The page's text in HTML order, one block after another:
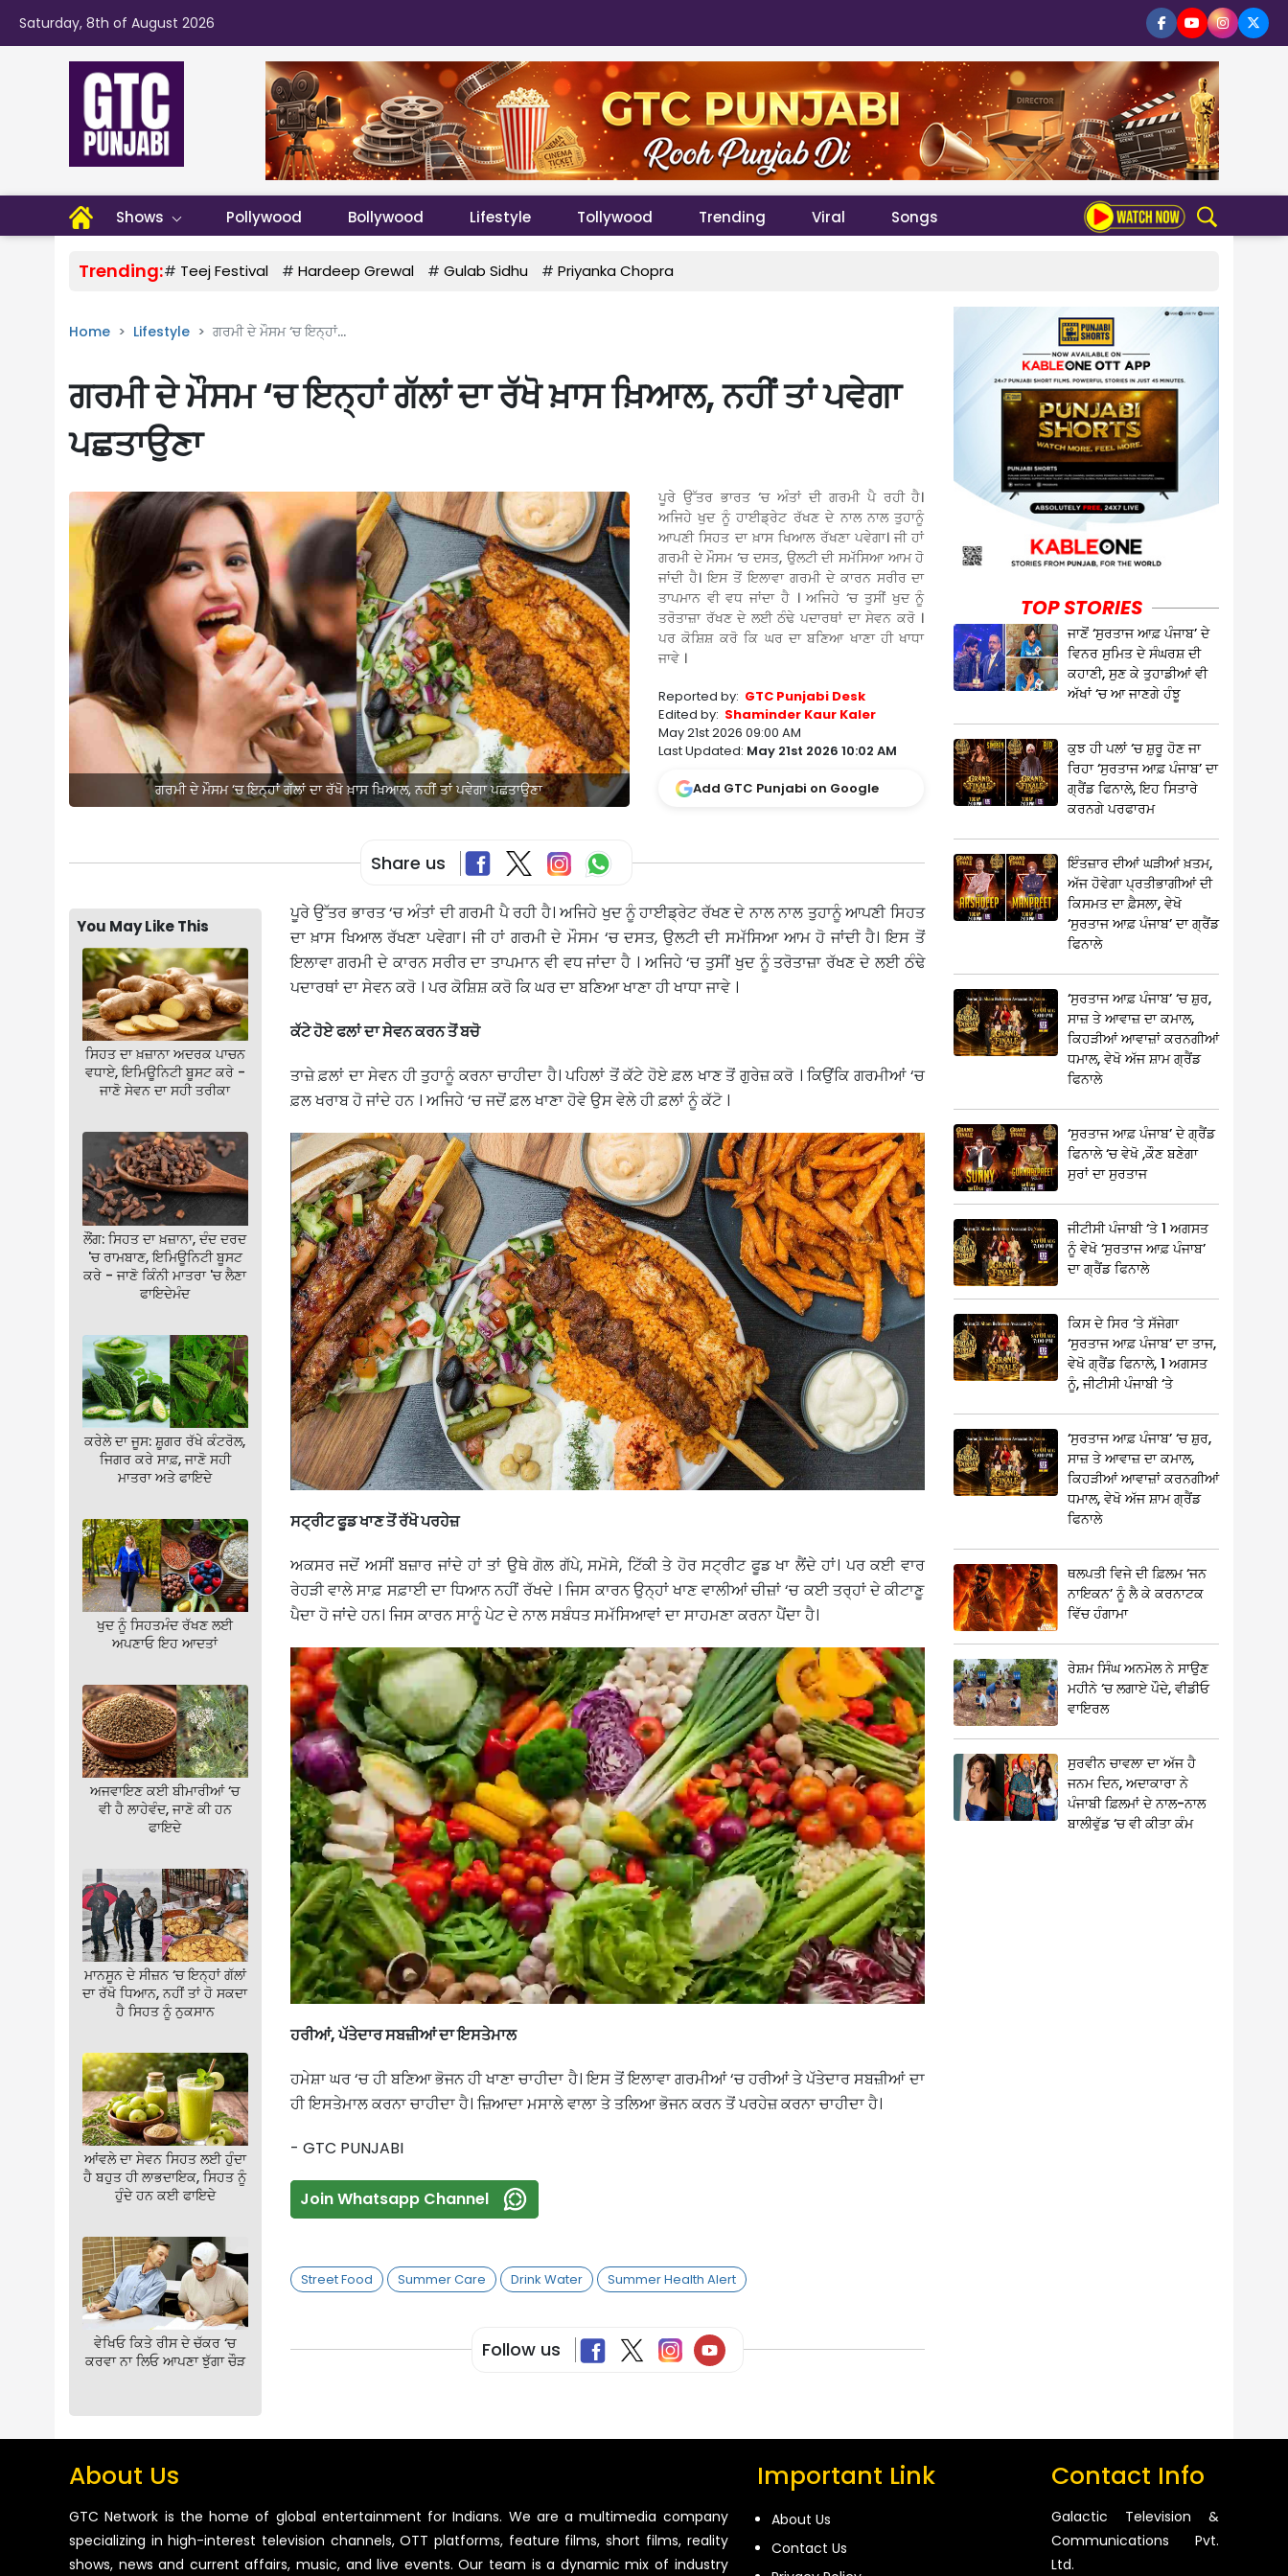
Saturday, 8th of August 2026
Shows Pollywood Bollywood Lifestyle Tollywood Trending Viral Songs
Trending:# Teej Festival # Hardeep Grewal # Gulab Sidhu # Priyanka Chopra
Home Lifestyle ਗਰਮੀ ਦੇ ਮੌਸਮ ‘ਚ ਇਨ੍ਹਾਂ...
ਗਰਮੀ ਦੇ ਮੌਸਮ ‘ਚ ਇਨ੍ਹਾਂ ਗੱਲਾਂ ਦਾ ਰੱਖੋ ਖ਼ਾਸ ਖ਼ਿਆਲ, ਨਹੀਂ ਤਾਂ ਪਵੇਗਾ
ਪਛਤਾਉਣਾ
ਗਰਮੀ ਦੇ ਮੌਸਮ ‘ਚ ਇਨ੍ਹਾਂ ਗੱਲਾਂ ਦਾ ਰੱਖੋ ਖ਼ਾਸ ਖ਼ਿਆਲ, ਨਹੀਂ ਤਾਂ ਪਵੇਗਾ ਪਛਤਾਉਣਾ
ਪੂਰੇ ਉੱਤਰ ਭਾਰਤ ‘ਚ ਅੰਤਾਂ ਦੀ ਗਰਮੀ ਪੈ ਰਹੀ ਹੈ।
ਅਜਿਹੇ ਖੁਦ ਨੂੰ ਹਾਈਡ੍ਰੇਟ ਰੱਖਣ ਦੇ ਨਾਲ ਨਾਲ ਤੁਹਾਨੂੰ
ਆਪਣੀ ਸਿਹਤ ਦਾ ਖ਼ਾਸ ਖਿਆਲ ਰੱਖਣਾ ਪਵੇਗਾ। ਜੀ ਹਾਂ
ਗਰਮੀ ਦੇ ਮੌਸਮ ‘ਚ ਦਸਤ, ਉਲਟੀ ਦੀ ਸਮੱਸਿਆ ਆਮ ਹੋ
ਜਾਂਦੀ ਹੈ। ਇਸ ਤੋਂ ਇਲਾਵਾ ਗਰਮੀ ਦੇ ਕਾਰਨ ਸਰੀਰ ਦਾ
ਤਾਪਮਾਨ ਵੀ ਵਧ ਜਾਂਦਾ ਹੈ । ਅਜਿਹੇ ‘ਚ ਤੁਸੀਂ ਖੁਦ ਨੂੰ
ਤਰੋਤਾਜ਼ਾ ਰੱਖਣ ਦੇ ਲਈ ਠੰਢੇ ਪਦਾਰਥਾਂ ਦਾ ਸੇਵਨ ਕਰੋ ।
ਪਰ ਕੋਸ਼ਿਸ਼ ਕਰੋ ਕਿ ਘਰ ਦਾ ਬਣਿਆ ਖਾਣਾ ਹੀ ਖਾਧਾ
ਜਾਵੇ ।
Reported by: GTC Punjabi Desk
Edited by: Shaminder Kaur Kaler
May 21st 2026 09:00 AM
Last Updated: May 21st 2026 10:02 AM
Add GTC Punjabi on Google
Share us
You May Like This
ਸਿਹਤ ਦਾ ਖ਼ਜ਼ਾਨਾ ਅਦਰਕ ਪਾਚਨ
ਵਧਾਏ, ਇਮਿਊਨਿਟੀ ਬੂਸਟ ਕਰੇ -
ਜਾਣੋ ਸੇਵਨ ਦਾ ਸਹੀ ਤਰੀਕਾ
ਲੌਂਗ: ਸਿਹਤ ਦਾ ਖ਼ਜ਼ਾਨਾ, ਦੰਦ ਦਰਦ
'ਚ ਰਾਮਬਾਣ, ਇਮਿਊਨਿਟੀ ਬੂਸਟ
ਕਰੇ - ਜਾਣੋ ਕਿੰਨੀ ਮਾਤਰਾ 'ਚ ਲੈਣਾ
ਫਾਇਦੇਮੰਦ
ਕਰੇਲੇ ਦਾ ਜੂਸ: ਸ਼ੂਗਰ ਰੱਖੇ ਕੰਟਰੋਲ,
ਜਿਗਰ ਕਰੇ ਸਾਫ਼, ਜਾਣੋ ਸਹੀ
ਮਾਤਰਾ ਅਤੇ ਫਾਇਦੇ
ਖੁਦ ਨੂੰ ਸਿਹਤਮੰਦ ਰੱਖਣ ਲਈ
ਅਪਣਾਓ ਇਹ ਆਦਤਾਂ
ਅਜਵਾਇਣ ਕਈ ਬੀਮਾਰੀਆਂ ‘ਚ
ਵੀ ਹੈ ਲਾਹੇਵੰਦ, ਜਾਣੋ ਕੀ ਹਨ
ਫਾਇਦੇ
ਮਾਨਸੂਨ ਦੇ ਸੀਜ਼ਨ ‘ਚ ਇਨ੍ਹਾਂ ਗੱਲਾਂ
ਦਾ ਰੱਖੋ ਧਿਆਨ, ਨਹੀਂ ਤਾਂ ਹੋ ਸਕਦਾ
ਹੈ ਸਿਹਤ ਨੂੰ ਨੁਕਸਾਨ
ਆਂਵਲੇ ਦਾ ਸੇਵਨ ਸਿਹਤ ਲਈ ਹੁੰਦਾ
ਹੈ ਬਹੁਤ ਹੀ ਲਾਭਦਾਇਕ, ਸਿਹਤ ਨੂੰ
ਹੁੰਦੇ ਹਨ ਕਈ ਫਾਇਦੇ
ਵੇਖਿਓ ਕਿਤੇ ਰੀਸ ਦੇ ਚੱਕਰ ‘ਚ
ਕਰਵਾ ਨਾ ਲਿਓ ਆਪਣਾ ਝੁੱਗਾ ਚੌੜ
ਪੂਰੇ ਉੱਤਰ ਭਾਰਤ ‘ਚ ਅੰਤਾਂ ਦੀ ਗਰਮੀ ਪੈ ਰਹੀ ਹੈ। ਅਜਿਹੇ ਖੁਦ ਨੂੰ ਹਾਈਡ੍ਰੇਟ ਰੱਖਣ ਦੇ ਨਾਲ ਨਾਲ ਤੁਹਾਨੂੰ ਆਪਣੀ ਸਿਹਤ
ਦਾ ਖ਼ਾਸ ਖਿਆਲ ਰੱਖਣਾ ਪਵੇਗਾ। ਜੀ ਹਾਂ ਗਰਮੀ ਦੇ ਮੌਸਮ ‘ਚ ਦਸਤ, ਉਲਟੀ ਦੀ ਸਮੱਸਿਆ ਆਮ ਹੋ ਜਾਂਦੀ ਹੈ। ਇਸ ਤੋਂ
ਇਲਾਵਾ ਗਰਮੀ ਦੇ ਕਾਰਨ ਸਰੀਰ ਦਾ ਤਾਪਮਾਨ ਵੀ ਵਧ ਜਾਂਦਾ ਹੈ । ਅਜਿਹੇ ‘ਚ ਤੁਸੀਂ ਖੁਦ ਨੂੰ ਤਰੋਤਾਜ਼ਾ ਰੱਖਣ ਦੇ ਲਈ ਠੰਢੇ
ਪਦਾਰਥਾਂ ਦਾ ਸੇਵਨ ਕਰੋ । ਪਰ ਕੋਸ਼ਿਸ਼ ਕਰੋ ਕਿ ਘਰ ਦਾ ਬਣਿਆ ਖਾਣਾ ਹੀ ਖਾਧਾ ਜਾਵੇ ।
ਕੱਟੇ ਹੋਏ ਫਲਾਂ ਦਾ ਸੇਵਨ ਕਰਨ ਤੋਂ ਬਚੋ
ਤਾਜ਼ੇ ਫ਼ਲਾਂ ਦਾ ਸੇਵਨ ਹੀ ਤੁਹਾਨੂੰ ਕਰਨਾ ਚਾਹੀਦਾ ਹੈ। ਪਹਿਲਾਂ ਤੋਂ ਕੱਟੇ ਹੋਏ ਫ਼ਲ ਖਾਣ ਤੋਂ ਗੁਰੇਜ਼ ਕਰੋ । ਕਿਉਂਕਿ ਗਰਮੀਆਂ ‘ਚ
ਫ਼ਲ ਖਰਾਬ ਹੋ ਜਾਂਦੇ ਹਨ । ਅਜਿਹੇ ‘ਚ ਜਦੋਂ ਫ਼ਲ ਖਾਣਾ ਹੋਵੇ ਉਸ ਵੇਲੇ ਹੀ ਫ਼ਲਾਂ ਨੂੰ ਕੱਟੋ ।
ਸਟ੍ਰੀਟ ਫੂਡ ਖਾਣ ਤੋਂ ਰੱਖੋ ਪਰਹੇਜ਼
ਅਕਸਰ ਜਦੋਂ ਅਸੀਂ ਬਜ਼ਾਰ ਜਾਂਦੇ ਹਾਂ ਤਾਂ ਉਥੇ ਗੋਲ ਗੱਪੇ, ਸਮੋਸੇ, ਟਿੱਕੀ ਤੇ ਹੋਰ ਸਟ੍ਰੀਟ ਫੂਡ ਖਾ ਲੈਂਦੇ ਹਾਂ। ਪਰ ਕਈ ਵਾਰ
ਰੇਹੜੀ ਵਾਲੇ ਸਾਫ਼ ਸਫ਼ਾਈ ਦਾ ਧਿਆਨ ਨਹੀਂ ਰੱਖਦੇ । ਜਿਸ ਕਾਰਨ ਉਨ੍ਹਾਂ ਖਾਣ ਵਾਲੀਆਂ ਚੀਜ਼ਾਂ ‘ਚ ਕਈ ਤਰ੍ਹਾਂ ਦੇ ਕੀਟਾਣੂ
ਪੈਦਾ ਹੋ ਜਾਂਦੇ ਹਨ। ਜਿਸ ਕਾਰਨ ਸਾਨੂੰ ਪੇਟ ਦੇ ਨਾਲ ਸਬੰਧਤ ਸਮੱਸਿਆਵਾਂ ਦਾ ਸਾਹਮਣਾ ਕਰਨਾ ਪੈਂਦਾ ਹੈ।
ਹਰੀਆਂ, ਪੱਤੇਦਾਰ ਸਬਜ਼ੀਆਂ ਦਾ ਇਸਤੇਮਾਲ
ਹਮੇਸ਼ਾ ਘਰ ‘ਚ ਹੀ ਬਣਿਆ ਭੋਜਨ ਹੀ ਖਾਣਾ ਚਾਹੀਦਾ ਹੈ। ਇਸ ਤੋਂ ਇਲਾਵਾ ਗਰਮੀਆਂ ‘ਚ ਹਰੀਆਂ ਤੇ ਪੱਤੇਦਾਰ ਸਬਜ਼ੀਆਂ ਦਾ
ਹੀ ਇਸਤੇਮਾਲ ਕਰਨਾ ਚਾਹੀਦਾ ਹੈ। ਜ਼ਿਆਦਾ ਮਸਾਲੇ ਵਾਲਾ ਤੇ ਤਲਿਆ ਭੋਜਨ ਕਰਨ ਤੋਂ ਪਰਹੇਜ਼ ਕਰਨਾ ਚਾਹੀਦਾ ਹੈ।
- GTC PUNJABI
Join Whatsapp Channel
Street Food Summer Care Drink Water Summer Health Alert
Follow us
TOP STORIES
ਜਾਣੋਂ ‘ਸੁਰਤਾਜ ਆਫ਼ ਪੰਜਾਬ’ ਦੇ
ਵਿਨਰ ਸੁਮਿਤ ਦੇ ਸੰਘਰਸ਼ ਦੀ
ਕਹਾਣੀ, ਸੁਣ ਕੇ ਤੁਹਾਡੀਆਂ ਵੀ
ਅੱਖਾਂ ‘ਚ ਆ ਜਾਣਗੇ ਹੰਝੂ
ਕੁਝ ਹੀ ਪਲਾਂ ‘ਚ ਸ਼ੁਰੂ ਹੋਣ ਜਾ
ਰਿਹਾ ‘ਸੁਰਤਾਜ ਆਫ਼ ਪੰਜਾਬ’ ਦਾ
ਗ੍ਰੈਂਡ ਫਿਨਾਲੇ, ਇਹ ਸਿਤਾਰੇ
ਕਰਨਗੇ ਪਰਫਾਰਮ
ਇੰਤਜ਼ਾਰ ਦੀਆਂ ਘੜੀਆਂ ਖ਼ਤਮ,
ਅੱਜ ਹੋਵੇਗਾ ਪ੍ਰਤੀਭਾਗੀਆਂ ਦੀ
ਕਿਸਮਤ ਦਾ ਫ਼ੈਸਲਾ, ਵੇਖੋ
‘ਸੁਰਤਾਜ ਆਫ਼ ਪੰਜਾਬ’ ਦਾ ਗ੍ਰੈਂਡ
ਫਿਨਾਲੇ
‘ਸੁਰਤਾਜ ਆਫ਼ ਪੰਜਾਬ’ ‘ਚ ਸ਼ੁਰ,
ਸਾਜ਼ ਤੇ ਆਵਾਜ਼ ਦਾ ਕਮਾਲ,
ਕਿਹੜੀਆਂ ਆਵਾਜ਼ਾਂ ਕਰਨਗੀਆਂ
ਧਮਾਲ, ਵੇਖੋ ਅੱਜ ਸ਼ਾਮ ਗ੍ਰੈਂਡ
ਫਿਨਾਲੇ
‘ਸੁਰਤਾਜ ਆਫ਼ ਪੰਜਾਬ’ ਦੇ ਗ੍ਰੈਂਡ
ਫਿਨਾਲੇ ‘ਚ ਵੇਖੋ ,ਕੌਣ ਬਣੇਗਾ
ਸੁਰਾਂ ਦਾ ਸੁਰਤਾਜ
ਜੀਟੀਸੀ ਪੰਜਾਬੀ ‘ਤੇ 1 ਅਗਸਤ
ਨੂੰ ਵੇਖੋ ‘ਸੁਰਤਾਜ ਆਫ਼ ਪੰਜਾਬ’
ਦਾ ਗ੍ਰੈਂਡ ਫਿਨਾਲੇ
ਕਿਸ ਦੇ ਸਿਰ ‘ਤੇ ਸੱਜੇਗਾ
‘ਸੁਰਤਾਜ ਆਫ਼ ਪੰਜਾਬ’ ਦਾ ਤਾਜ,
ਵੇਖੋ ਗ੍ਰੈਂਡ ਫਿਨਾਲੇ, 1 ਅਗਸਤ
ਨੂੰ, ਜੀਟੀਸੀ ਪੰਜਾਬੀ ‘ਤੇ
‘ਸੁਰਤਾਜ ਆਫ਼ ਪੰਜਾਬ’ ‘ਚ ਸ਼ੁਰ,
ਸਾਜ਼ ਤੇ ਆਵਾਜ਼ ਦਾ ਕਮਾਲ,
ਕਿਹੜੀਆਂ ਆਵਾਜ਼ਾਂ ਕਰਨਗੀਆਂ
ਧਮਾਲ, ਵੇਖੋ ਅੱਜ ਸ਼ਾਮ ਗ੍ਰੈਂਡ
ਫਿਨਾਲੇ
ਥਲਪਤੀ ਵਿਜੇ ਦੀ ਫ਼ਿਲਮ ‘ਜਨ
ਨਾਇਕਨ’ ਨੂੰ ਲੈ ਕੇ ਕਰਨਾਟਕ
ਵਿੱਚ ਹੰਗਾਮਾ
ਰੇਸ਼ਮ ਸਿੰਘ ਅਨਮੋਲ ਨੇ ਸਾਉਣ
ਮਹੀਨੇ ‘ਚ ਲਗਾਏ ਪੌਦੇ, ਵੀਡੀਓ
ਵਾਇਰਲ
ਸੁਰਵੀਨ ਚਾਵਲਾ ਦਾ ਅੱਜ ਹੈ
ਜਨਮ ਦਿਨ, ਅਦਾਕਾਰਾ ਨੇ
ਪੰਜਾਬੀ ਫ਼ਿਲਮਾਂ ਦੇ ਨਾਲ-ਨਾਲ
ਬਾਲੀਵੁੱਡ ‘ਚ ਵੀ ਕੀਤਾ ਕੰਮ
About Us
GTC Network is the home of global entertainment for Indians. We are a multimedia company
specializing in high-interest television channels, OTT platforms, feature films, short films, reality
shows, news and current affairs, music, and live events. Our team is a dynamic mix of industry
Important Link
About Us
Contact Us
Contact Info
Galactic Television &
Communications Pvt.
Ltd.